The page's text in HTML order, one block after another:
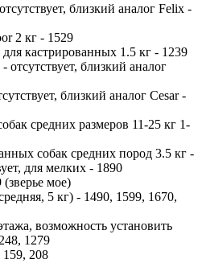
близкий аналог Felix -
2 кг - 1529
кастрированных 1.5 кг - 1239
отсутствует, близкий аналог
близкий аналог Cesar -
средних размеров 11-25 кг 1-
собак средних пород 3.5 кг -
для мелких - 1890
(зверье мое)
5 кг) - 1490, 1599, 1670,
возможность установить
1279
159, 208